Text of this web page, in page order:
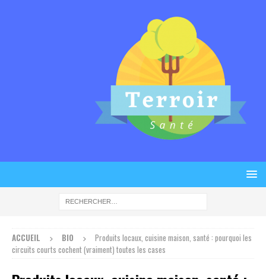
ACCUEIL BIO
Produits locaux, cuisine maison, santé : pourquoi les
circuits courts cochent (vraiment) toutes les cases